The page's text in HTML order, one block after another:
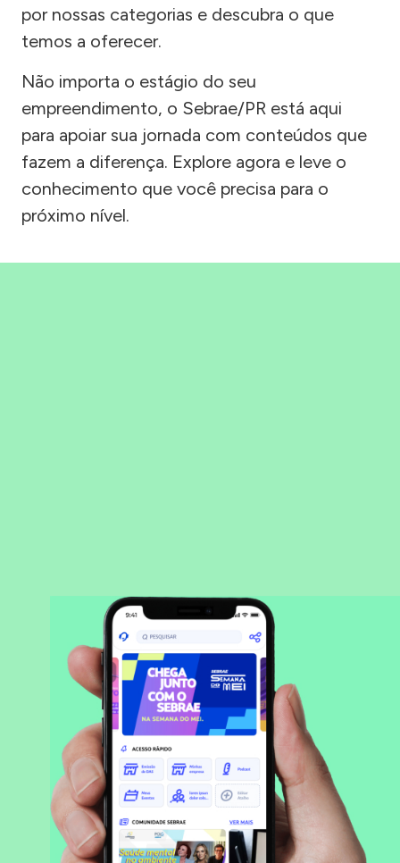
por nossas categorias e descubra o que
temos a oferecer.
Não importa o estágio do seu
empreendimento, o Sebrae/PR está aqui
para apoiar sua jornada com conteúdos que
fazem a diferença. Explore agora e leve o
conhecimento que você precisa para o
próximo nível.